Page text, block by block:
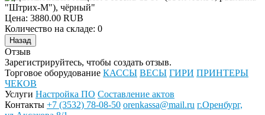
Цена: 3880.00 RUB
Количество на складе: 0
Отзыв
Зарегистрируйтесь, чтобы создать отзыв.
Торговое оборудование КАССЫ ВЕСЫ ГИРИ ПРИНТЕРЫ
ЧЕКОВ
Услуги Настройка ПО Составление актов
Контакты +7 (3532) 78-08-50 orenkassa@mail.ru г.Оренбург,